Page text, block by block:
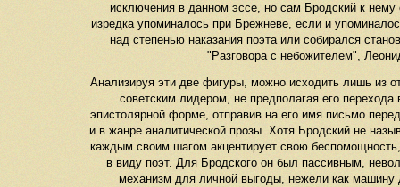
исключения в данном эссе, но сам Бродский к нему
изредка упоминалось при Брежневе, если и
над степенью наказания поэта или собирался
"Разговора с небожителем",
Анализируя эти две фигуры, можно исходить лишь из
советским лидером, не предполагая его
эпистолярной форме, отправив на его имя письмо
и в жанре аналитической прозы. Хотя Бродский не
каждым своим шагом акцентирует свою
в виду поэт. Для Бродского он был пассивным,
механизм для личной выгоды, нежели как